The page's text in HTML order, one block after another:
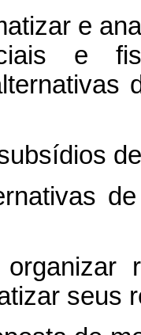
e
e
seus